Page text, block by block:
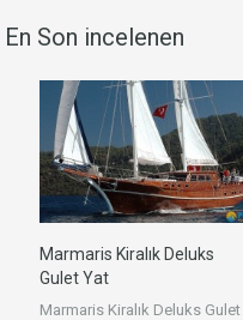
En Son incelenen
Marmaris Kiralık Deluks
Gulet Yat
Marmaris Kiralık Deluks Gulet